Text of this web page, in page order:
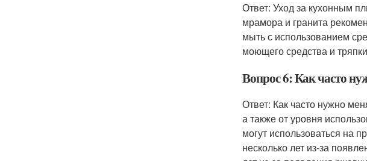
Ответ: Уход за кухонным
мрамора и гранита
мыть с использованием
моющего средства и
Вопрос 6: Как часто
Ответ: Как часто нужно
а также от уровня
могут использоваться на
несколько лет из-за